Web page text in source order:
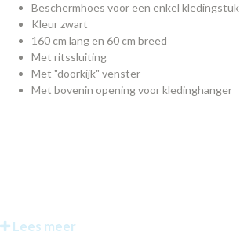
Beschermhoes voor een enkel kledingstuk
Kleur zwart
160 cm lang en 60 cm breed
Met ritssluiting
Met "doorkijk" venster
Met bovenin opening voor kledinghanger
Lees meer